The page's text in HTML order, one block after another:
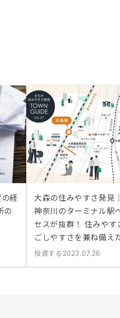
経
の
大森の住みやすさ発見
神奈川のターミナル駅
セスが抜群！ 住みやす
ごしやすさを兼ね備え
投資する 2023.07.26